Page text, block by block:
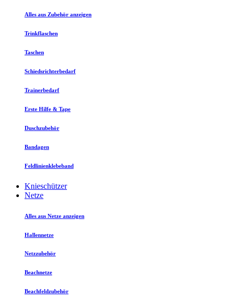
Alles aus Zubehör anzeigen
Trinkflaschen
Taschen
Schiedsrichterbedarf
Trainerbedarf
Erste Hilfe & Tape
Duschzubehör
Bandagen
Feldlinienklebeband
Knieschützer
Netze
Alles aus Netze anzeigen
Hallennetze
Netzzubehör
Beachnetze
Beachfeldzubehör